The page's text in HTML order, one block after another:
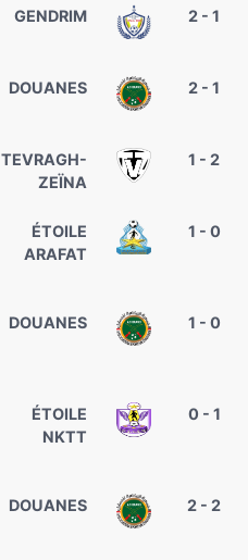
GENDRIM 2 - 1
DOUANES 2 - 1
TEVRAGH-
ZEÏNA
1 - 2
ÉTOILE
ARAFAT
1 - 0
DOUANES 1 - 0
ÉTOILE
NKTT
0 - 1
DOUANES 2 - 2